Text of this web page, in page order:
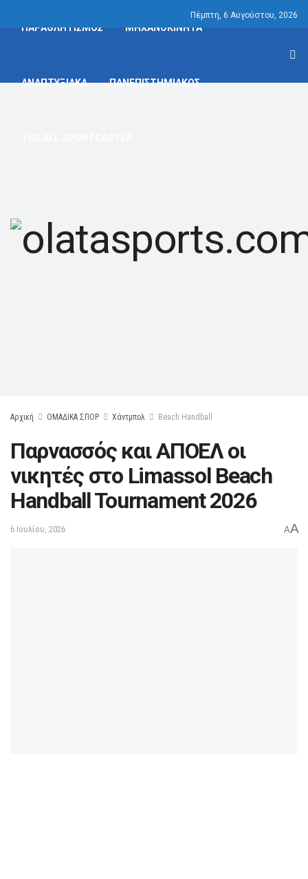
Πέμπτη, 6 Αυγούστου, 2026
ΠΑΡΑΘΛΗΤΙΣΜΟΣ ΜΗΧΑΝΟΚΙΝΗΤΑ
ΑΝΑΠΤΥΞΙΑΚΑ ΠΑΝΕΠΙΣΤΗΜΙΑΚΟΣ
Αρχική ΟΜΑΔΙΚΑ ΣΠΟΡ Χάντμπολ Beach Handball
Παρνασσός και ΑΠΟΕΛ οι
νικητές στο Limassol Beach
Handball Tournament 2026
6 Ιουλίου, 2026 AA